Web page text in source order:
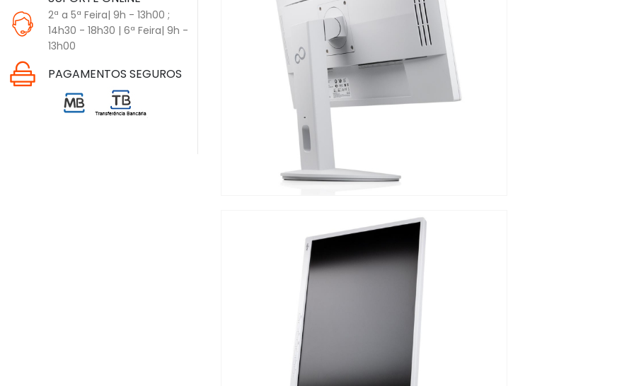
2ª a 5ª Feira| 9h - 13h00 ;
14h30 - 18h30 | 6ª Feira| 9h -
13h00
PAGAMENTOS SEGUROS